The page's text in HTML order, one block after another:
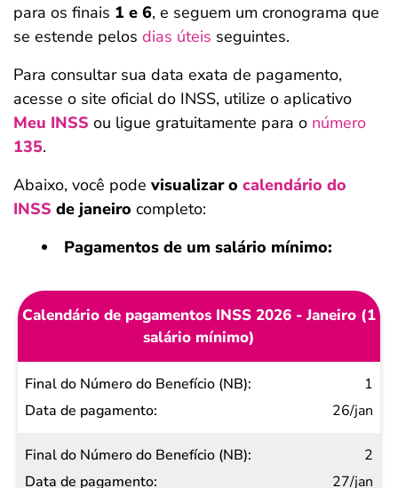
para os finais 1 e 6, e seguem um cronograma que
se estende pelos dias úteis seguintes.
Para consultar sua data exata de pagamento,
acesse o site oficial do INSS, utilize o aplicativo
Meu INSS ou ligue gratuitamente para o número
135.
Abaixo, você pode visualizar o calendário do
INSS de janeiro completo:
Pagamentos de um salário mínimo:
Calendário de pagamentos INSS 2026 - Janeiro (1
salário mínimo)
Final do
Número
Benefício
1
26/jan
2
27/jan